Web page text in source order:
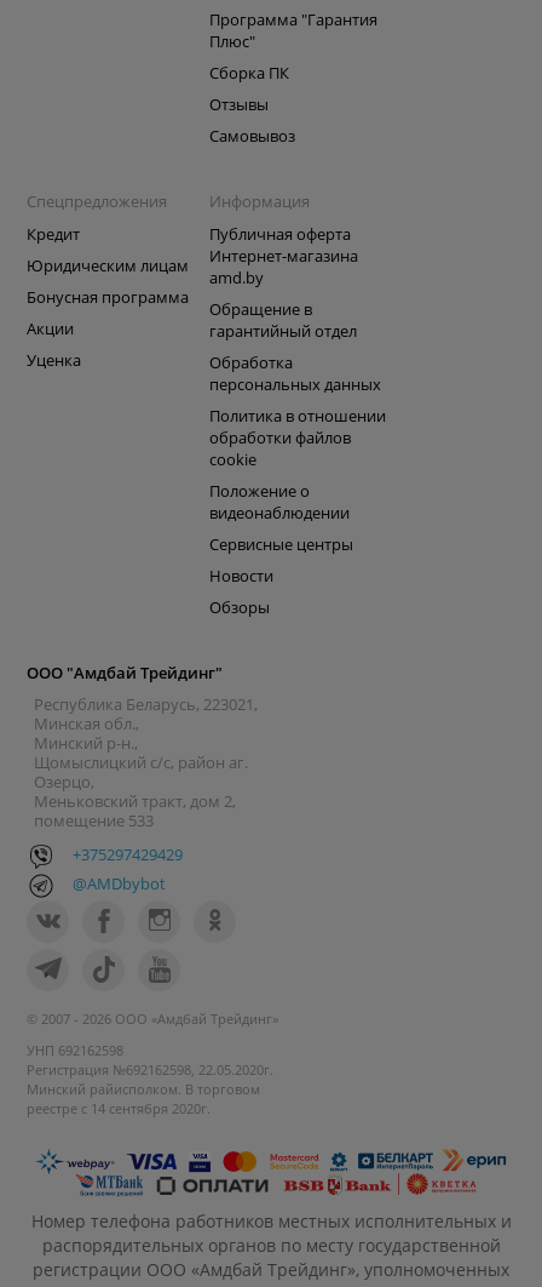
Программа "Гарантия
Плюс"
Сборка ПК
Отзывы
Самовывоз
Спецпредложения
Кредит
Юридическим лицам
Бонусная программа
Акции
Уценка
Информация
Публичная оферта
Интернет-магазина
amd.by
Обращение в
гарантийный отдел
Обработка
персональных данных
Политика в отношении
обработки файлов
cookie
Положение о
видеонаблюдении
Сервисные центры
Новости
Обзоры
ООО "Амдбай Трейдинг"
Республика Беларусь, 223021,
Минская обл.,
Минский р-н.,
Щомыслицкий с/с, район аг.
Озерцо,
Меньковский тракт, дом 2,
помещение 533
+375297429429
@AMDbybot
© 2007 - 2026 ООО «Амдбай Трейдинг»
УНП 692162598
Регистрация №692162598, 22.05.2020г.
Минский райисполком. В торговом
реестре с 14 сентября 2020г.
Номер телефона работников местных исполнительных и
распорядительных органов по месту государственной
регистрации ООО «Амдбай Трейдинг», уполномоченных